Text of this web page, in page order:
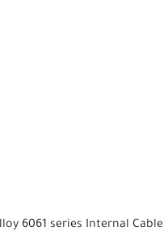
6061 series Internal Cable